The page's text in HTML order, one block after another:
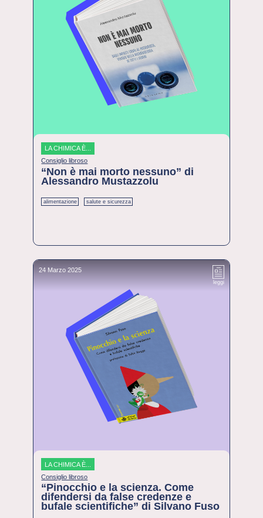
LA CHIMICA È...
Consiglio libroso
“Non è mai morto nessuno” di
Alessandro Mustazzolu
alimentazione salute e sicurezza
24 Marzo 2025
leggi
LA CHIMICA È...
Consiglio libroso
“Pinocchio e la scienza. Come
difendersi da false credenze e
bufale scientifiche” di Silvano Fuso